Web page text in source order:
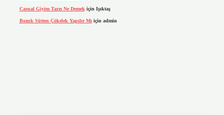
Casual Giyim Tarzı Ne Demek için Işıktaş
Bozuk Sütten Çökelek Yapılır Mı için admin